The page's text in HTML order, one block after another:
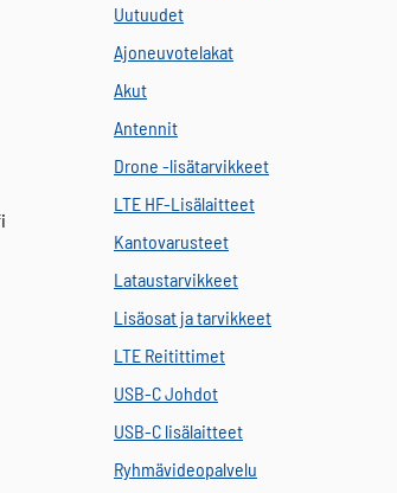
Uutuudet
Ajoneuvotelakat
Akut
Antennit
Drone -lisätarvikkeet
LTE HF-Lisälaitteet
Kantovarusteet
Lataustarvikkeet
Lisäosat ja tarvikkeet
LTE Reitittimet
USB-C Johdot
USB-C lisälaitteet
Ryhmävideopalvelu